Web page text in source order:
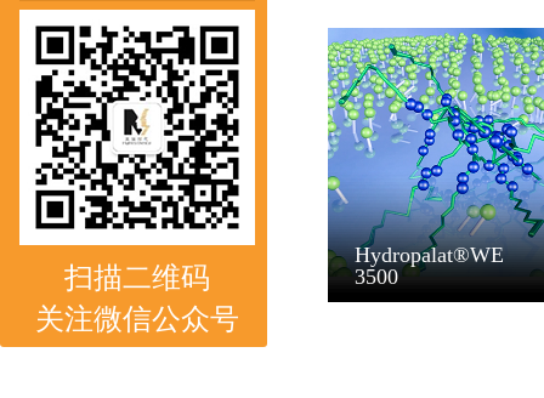
扫描二维码
关注微信公众号
Hydropalat®WE
3500